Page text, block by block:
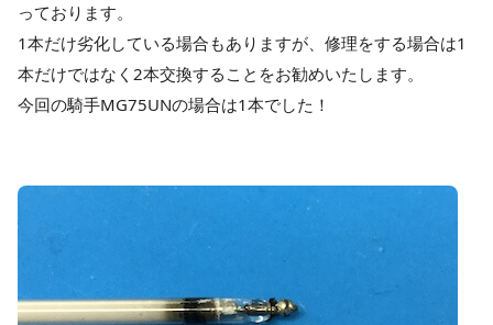
っております。
1本だけ劣化している場合もありますが、修理をする場合は1
本だけではなく2本交換することをお勧めいたします。
今回の騎手MG75UNの場合は1本でした！